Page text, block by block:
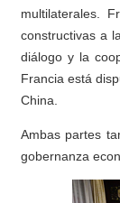
multilaterales.
constructivas a
diálogo y la
Francia está
China.
Ambas partes
gobernanza